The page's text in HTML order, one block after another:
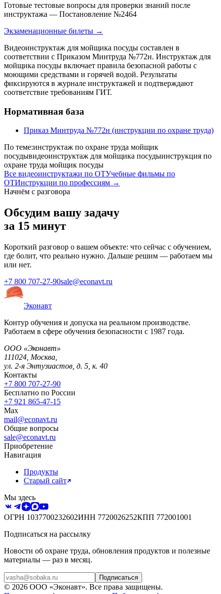
Готовые тестовые вопросы для проверки знаний после
инструктажа — Постановление №2464
Экзаменационные билеты →
Видеоинструктаж для мойщика посуды составлен в
соответствии с Приказом Минтруда №772н. Инструктаж для
мойщика посуды включает правила безопасной работы с
моющими средствами и горячей водой. Результаты
фиксируются в журнале инструктажей и подтверждают
соответствие требованиям ГИТ.
Нормативная база
Приказ Минтруда №772н (инструкции по охране труда)
По теме:инструктаж по охране труда мойщик
посудывидеоинструктаж для мойщика посудыинструкция по
охране труда мойщик посуды
Все видеоинструктажи по ОТУчебные фильмы по
ОТИнструкции по профессиям →
Начнём с разговора
Обсудим вашу задачу
за 15 минут
Короткий разговор о вашем объекте: что сейчас с обучением,
где болит, что реально нужно. Дальше решим — работаем мы
или нет.
+7 800 707-27-90sale@econavt.ru
Эконавт
Контур обучения и допуска на реальном производстве.
Работаем в сфере обучения безопасности с 1987 года.
ООО «Эконавт»
111024 Москва
ул. 2-я Энтузиастов, д. 5, к. 40
Контакты
+7 800 707-27-90
Бесплатно по России
+7 921 865-47-15
Max
mail@econavt.ru
Общие вопросы
sale@econavt.ru
Приобретение
Навигация
Продукты
Старый сайт
Мы здесь
ОГРН 1037700232602ИНН 7720026252КПП 772001001
Подписаться на рассылку
Новости об охране труда, обновления продуктов и полезные
материалы — раз в месяц.
Подписаться
© 2026 ООО «Эконавт». Все права защищены.